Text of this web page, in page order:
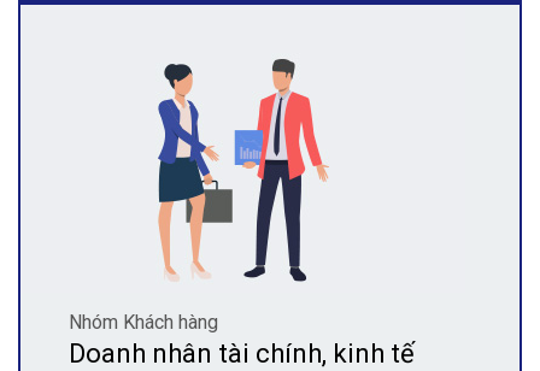
Nhóm Khách hàng
Doanh nhân tài chính, kinh tế